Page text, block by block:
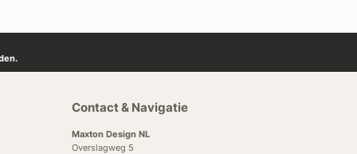
Contact & Navigatie
Maxton Design NL
Overslagweg 5